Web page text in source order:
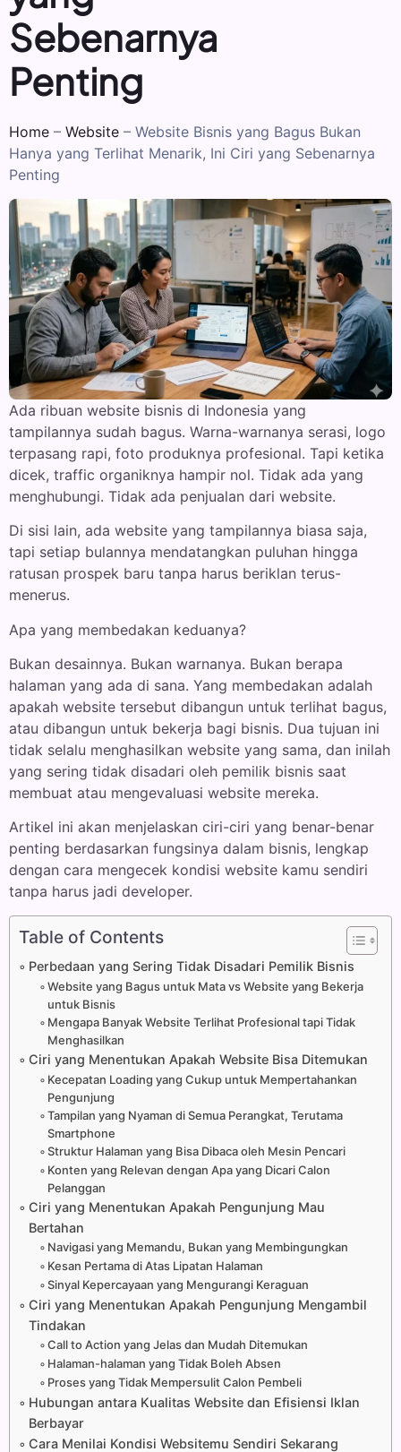
Home – Website – Website Bisnis yang Bagus Bukan
Hanya yang Terlihat Menarik, Ini Ciri yang Sebenarnya
Penting
Sebenarnya
Penting
Ada ribuan website bisnis di Indonesia yang
tampilannya sudah bagus. Warna-warnanya serasi, logo
terpasang rapi, foto produknya profesional. Tapi ketika
dicek, traffic organiknya hampir nol. Tidak ada yang
menghubungi. Tidak ada penjualan dari website.
Di sisi lain, ada website yang tampilannya biasa saja,
tapi setiap bulannya mendatangkan puluhan hingga
ratusan prospek baru tanpa harus beriklan terus-
menerus.
Apa yang membedakan keduanya?
Bukan desainnya. Bukan warnanya. Bukan berapa
halaman yang ada di sana. Yang membedakan adalah
apakah website tersebut dibangun untuk terlihat bagus,
atau dibangun untuk bekerja bagi bisnis. Dua tujuan ini
tidak selalu menghasilkan website yang sama, dan inilah
yang sering tidak disadari oleh pemilik bisnis saat
membuat atau mengevaluasi website mereka.
Artikel ini akan menjelaskan ciri-ciri yang benar-benar
penting berdasarkan fungsinya dalam bisnis, lengkap
dengan cara mengecek kondisi website kamu sendiri
tanpa harus jadi developer.
Table of Contents
Perbedaan yang Sering Tidak Disadari Pemilik Bisnis
Website yang Bagus untuk Mata vs Website yang Bekerja
untuk Bisnis
Mengapa Banyak Website Terlihat Profesional tapi Tidak
Menghasilkan
Ciri yang Menentukan Apakah Website Bisa Ditemukan
Kecepatan Loading yang Cukup untuk Mempertahankan
Pengunjung
Tampilan yang Nyaman di Semua Perangkat, Terutama
Smartphone
Struktur Halaman yang Bisa Dibaca oleh Mesin Pencari
Konten yang Relevan dengan Apa yang Dicari Calon
Pelanggan
Ciri yang Menentukan Apakah Pengunjung Mau
Bertahan
Navigasi yang Memandu, Bukan yang Membingungkan
Kesan Pertama di Atas Lipatan Halaman
Sinyal Kepercayaan yang Mengurangi Keraguan
Ciri yang Menentukan Apakah Pengunjung Mengambil
Tindakan
Call to Action yang Jelas dan Mudah Ditemukan
Halaman-halaman yang Tidak Boleh Absen
Proses yang Tidak Mempersulit Calon Pembeli
Hubungan antara Kualitas Website dan Efisiensi Iklan
Berbayar
Cara Menilai Kondisi Websitemu Sendiri Sekarang